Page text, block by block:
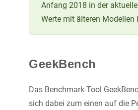
Anfang 2018 in der
Werte mit älteren
GeekBench
Das Benchmark-Tool
sich dabei zum einen auf die